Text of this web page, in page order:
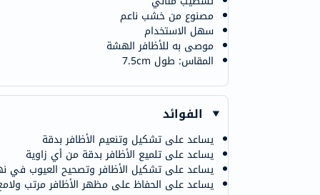
مصنوع من خشب ناعم
سهل الاستخدام
موصى به للأظافر الهشة
المقاس: طول 7.5cm
الفوائد
يساعد على تشكيل وتنعيم الأظافر بدقة
يساعد على تلميع الأظافر بدقة من أي زاوية
يساعد على تشكيل الأظافر وتصحيح العيوب في
يساعد على الحفاظ على مظهر الأظافر مرتب